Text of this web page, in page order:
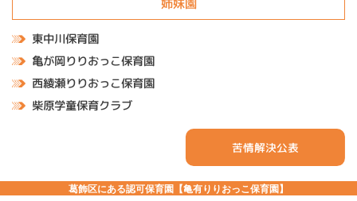
東中川保育園
亀が岡りりおっこ保育園
西綾瀬りりおっこ保育園
柴原学童保育クラブ
苦情解決公表
葛飾区にある認可保育園【亀有りりおっこ保育園】